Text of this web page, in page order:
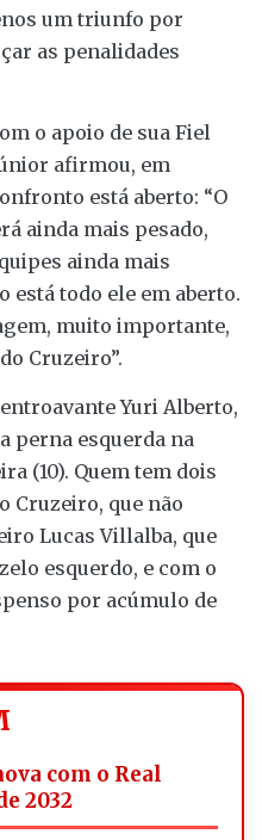
um triunfo por
as penalidades
o apoio de sua Fiel
afirmou, em
está aberto: “O
ainda mais pesado,
ainda mais
está todo ele em aberto.
muito importante,
Cruzeiro”.
Yuri Alberto,
perna esquerda na
(10). Quem tem dois
Cruzeiro, que não
Lucas Villalba, que
esquerdo, e com o
por acúmulo de
com o Real
2032